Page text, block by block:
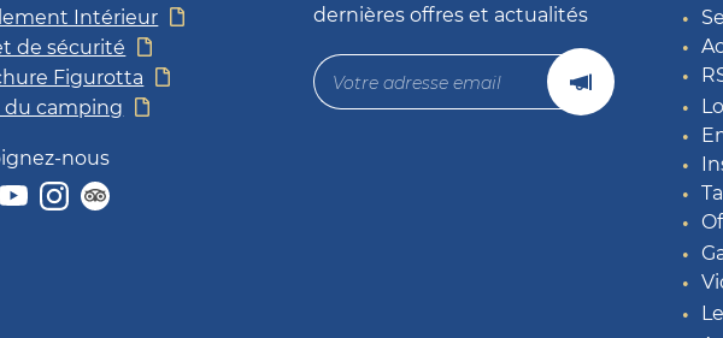
Intérieur
de sécurité
Figurotta
du camping
nous
dernières offres et actualités